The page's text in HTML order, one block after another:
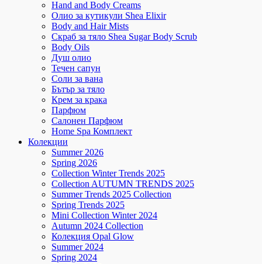
Hand and Body Creams
Олио за кутикули Shea Elixir
Body and Hair Mists
Скраб за тяло Shea Sugar Body Scrub
Body Oils
Душ олио
Течен сапун
Соли за вана
Бътър за тяло
Крем за крака
Парфюм
Салонен Парфюм
Home Spa Комплект
Колекции
Summer 2026
Spring 2026
Collection Winter Trends 2025
Collection AUTUMN TRENDS 2025
Summer Trends 2025 Collection
Spring Trends 2025
Mini Collection Winter 2024
Autumn 2024 Collection
Колекция Opal Glow
Summer 2024
Spring 2024